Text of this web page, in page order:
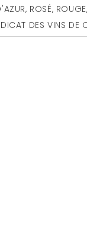
, ROSÉ, ROUGE,
DES VINS DE